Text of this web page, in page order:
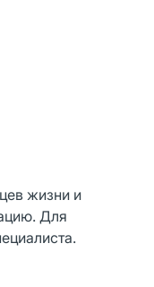
жизни и
Для